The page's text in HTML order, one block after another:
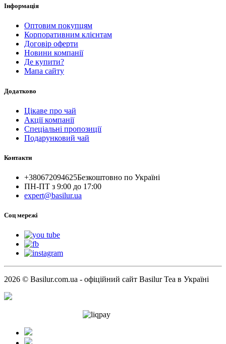
Інформація
Оптовим покупцям
Корпоративним клієнтам
Договір оферти
Новини компанії
Де купити?
Мапа сайту
Додатково
Цікаве про чай
Акції компанії
Спеціальні пропозиції
Подарунковий чай
Контакти
+380672094625Безкоштовно по Україні
ПН-ПТ з 9:00 до 17:00
expert@basilur.ua
Cоц мережі
2026 © Basilur.com.ua - офіційний сайт Basilur Tea в Україні